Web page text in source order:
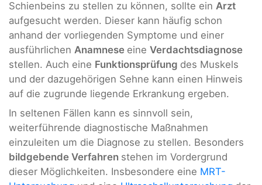
Schienbeins zu stellen zu können, sollte ein Arzt
aufgesucht werden. Dieser kann häufig schon
anhand der vorliegenden Symptome und einer
ausführlichen Anamnese eine Verdachtsdiagnose
stellen. Auch eine Funktionsprüfung des Muskels
und der dazugehörigen Sehne kann einen Hinweis
auf die zugrunde liegende Erkrankung ergeben.
In seltenen Fällen kann es sinnvoll sein,
weiterführende diagnostische Maßnahmen
einzuleiten um die Diagnose zu stellen. Besonders
bildgebende Verfahren stehen im Vordergrund
dieser Möglichkeiten. Insbesondere eine MRT-